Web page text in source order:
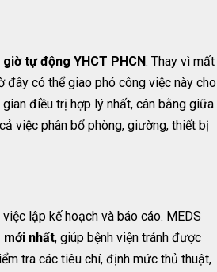
giờ tự động YHCT PHCN. Thay vì mất
đây có thể giao phó công việc này cho
điều trị hợp lý nhất, cân bằng giữa
việc phân bổ phòng, giường, thiết bị
lập kế hoạch và báo cáo. MEDS
mới nhất, giúp bệnh viện tránh được
tra các tiêu chí, định mức thủ thuật,